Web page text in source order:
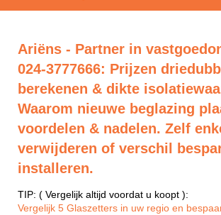
Ariëns - Partner in
024-3777666: Prijzen
berekenen & dikte
Waarom nieuwe beglazing
voordelen & nadelen. Zelf
verwijderen of verschil
installeren.
TIP: ( Vergelijk altijd voordat u koopt ):
Vergelijk 5 Glaszetters in uw regio en